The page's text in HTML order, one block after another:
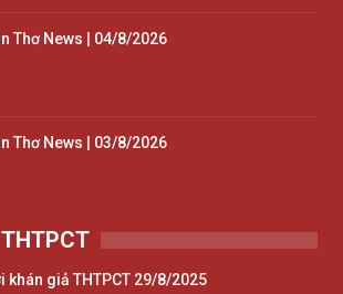
Thơ News | 04/8/2026
Thơ News | 03/8/2026
khán giả THTPCT 29/8/2025